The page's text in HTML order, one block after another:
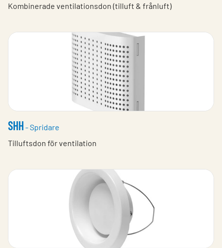
Kombinerade ventilationsdon (tilluft & frånluft)
SHH- Spridare
Tilluftsdon för ventilation